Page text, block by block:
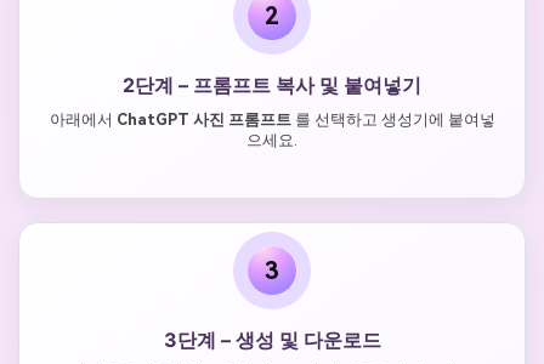
2
2단계 – 프롬프트 복사 및 붙여넣기
아래에서 ChatGPT 사진 프롬프트 를 선택하고 생성기에 붙여넣
으세요.
3
3단계 – 생성 및 다운로드